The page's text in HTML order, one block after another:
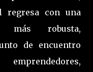
regresa con una
más robusta,
de encuentro